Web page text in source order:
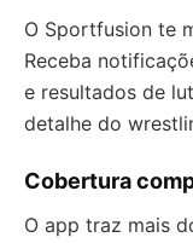
O Sportfusion te
Receba
e resultados de
detalhe do
Cobertura
O app traz mais